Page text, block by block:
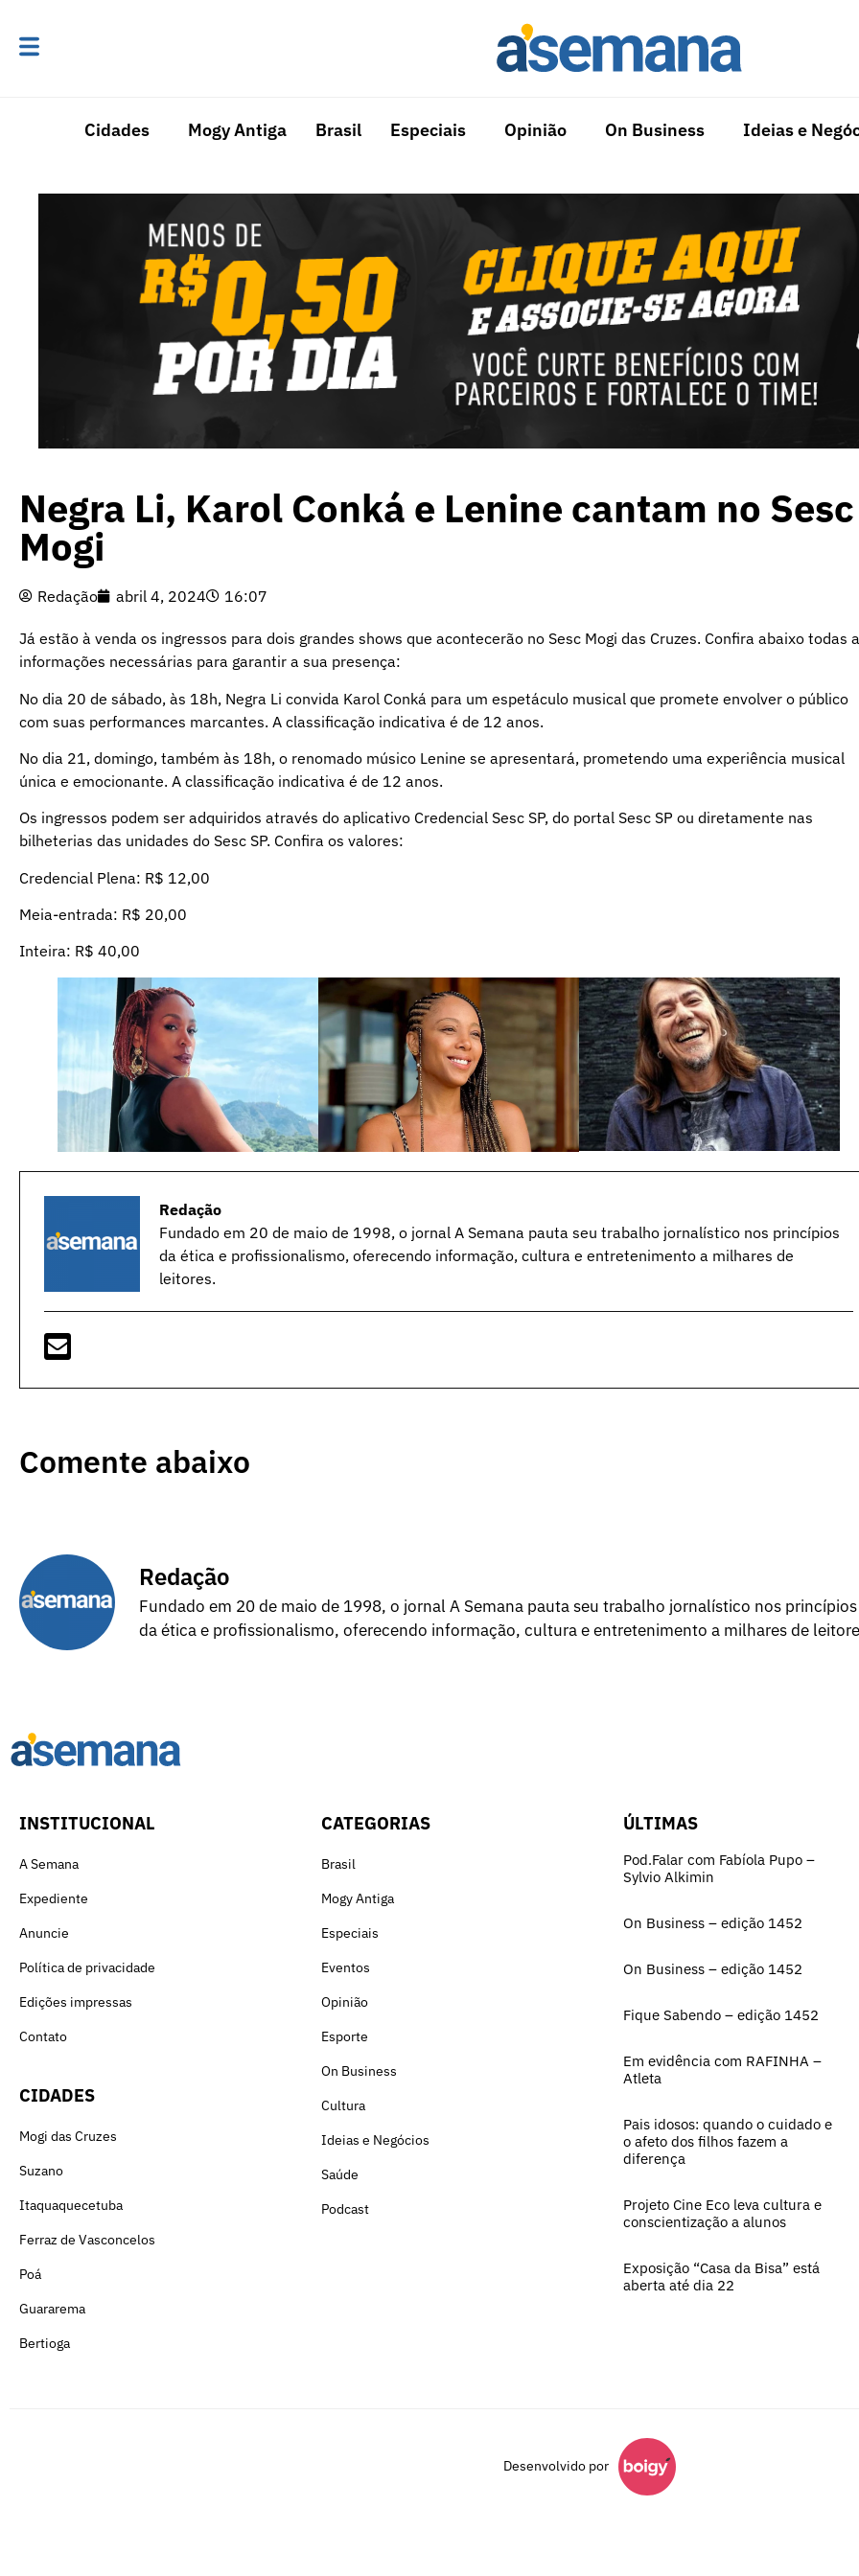
Cidades Mogy Antiga Brasil Especiais Opinião On Business Ideias e
Negra Li, Karol Conká e Lenine cantam no Sesc
Mogi
Redação abril 4, 2024 16:07
Já estão à venda os ingressos para dois grandes shows que acontecerão no Sesc Mogi das Cruzes. Confira abaixo todas
informações necessárias para garantir a sua presença:
No dia 20 de sábado, às 18h, Negra Li convida Karol Conká para um espetáculo musical que promete envolver o público
com suas performances marcantes. A classificação indicativa é de 12 anos.
No dia 21, domingo, também às 18h, o renomado músico Lenine se apresentará, prometendo uma experiência musical
única e emocionante. A classificação indicativa é de 12 anos.
Os ingressos podem ser adquiridos através do aplicativo Credencial Sesc SP, do portal Sesc SP ou diretamente nas
bilheterias das unidades do Sesc SP. Confira os valores:
Credencial Plena: R$ 12,00
Meia-entrada: R$ 20,00
Inteira: R$ 40,00
Redação
Fundado em 20 de maio de 1998, o jornal A Semana pauta seu trabalho jornalístico nos princípios
da ética e profissionalismo, oferecendo informação, cultura e entretenimento a milhares de
leitores.
Comente abaixo
Redação
Fundado em 20 de maio de 1998, o jornal A Semana pauta seu trabalho jornalístico nos princípios
da ética e profissionalismo, oferecendo informação, cultura e entretenimento a milhares de
INSTITUCIONAL
A Semana
Expediente
Anuncie
Política de privacidade
Edições impressas
Contato
CIDADES
Mogi das Cruzes
Suzano
Itaquaquecetuba
Ferraz de Vasconcelos
Poá
Guararema
Bertioga
CATEGORIAS
Brasil
Mogy Antiga
Especiais
Eventos
Opinião
Esporte
On Business
Cultura
Ideias e Negócios
Saúde
Podcast
ÚLTIMAS
Pod.Falar com Fabíola Pupo –
Sylvio Alkimin
On Business – edição 1452
On Business – edição 1452
Fique Sabendo – edição 1452
Em evidência com RAFINHA –
Atleta
Pais idosos: quando o cuidado e
o afeto dos filhos fazem a
diferença
Projeto Cine Eco leva cultura e
conscientização a alunos
Exposição “Casa da Bisa” está
aberta até dia 22
Desenvolvido por